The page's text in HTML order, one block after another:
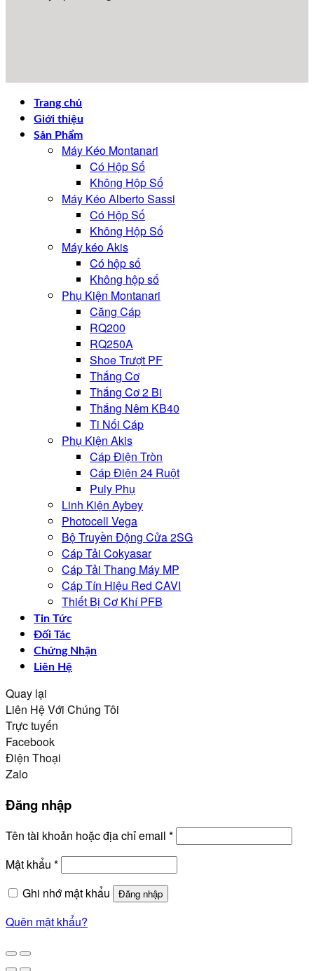
Trang chủ
Giới thiệu
Sản Phẩm
Máy Kéo Montanari
Có Hộp Số
Không Hộp Số
Máy Kéo Alberto Sassi
Có Hộp Số
Không Hộp Số
Máy kéo Akis
Có hộp số
Không hộp số
Phụ Kiện Montanari
Căng Cáp
RQ200
RQ250A
Shoe Trượt PF
Thắng Cơ
Thắng Cơ 2 Bi
Thắng Nêm KB40
Ti Nối Cáp
Phụ Kiện Akis
Cáp Điện Tròn
Cáp Điện 24 Ruột
Puly Phụ
Linh Kiện Aybey
Photocell Vega
Bộ Truyền Động Cửa 2SG
Cáp Tải Cokyasar
Cáp Tải Thang Máy MP
Cáp Tín Hiệu Red CAVI
Thiết Bị Cơ Khí PFB
Tin Tức
Đối Tác
Chứng Nhận
Liên Hệ
Quay lại
Liên Hệ Với Chúng Tôi
Trực tuyến
Facebook
Điện Thoại
Zalo
Đăng nhập
Tên tài khoản hoặc địa chỉ email *Bắt
Mật khẩu *Bắt
Ghi nhớ mật khẩu
Đăng nhập
Quên mật khẩu?